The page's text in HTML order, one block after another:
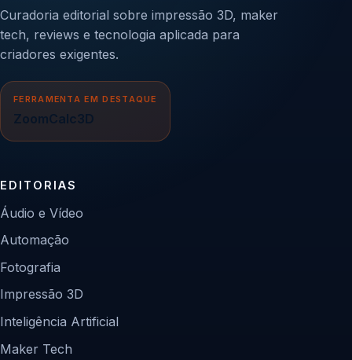
Curadoria editorial sobre impressão 3D, maker
tech, reviews e tecnologia aplicada para
criadores exigentes.
FERRAMENTA EM DESTAQUE
ZoomCalc3D
EDITORIAS
Áudio e Vídeo
Automação
Fotografia
Impressão 3D
Inteligência Artificial
Maker Tech